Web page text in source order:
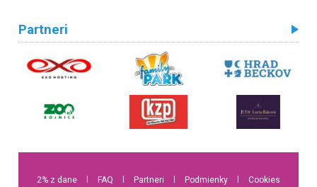
Partneri
2% z dane FAQ Partneri Podmienky Cookies